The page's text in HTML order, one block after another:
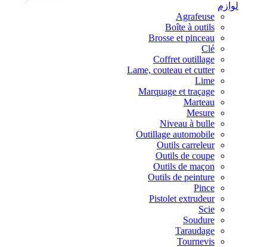
لوازم
Agrafeuse
Boîte à outils
Brosse et pinceau
Clé
Coffret outillage
Lame, couteau et cutter
Lime
Marquage et traçage
Marteau
Mesure
Niveau à bulle
Outillage automobile
Outils carreleur
Outils de coupe
Outils de maçon
Outils de peinture
Pince
Pistolet extrudeur
Scie
Soudure
Taraudage
Tournevis